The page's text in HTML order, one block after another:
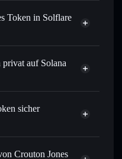
Token in Solflare
Wallet
SOL, USDC oder
mit intelligentem Order
CJT einsteigen
Wallets öffentlich zu
auf Solana
Privacy
sicher
Token
Crouton Jones